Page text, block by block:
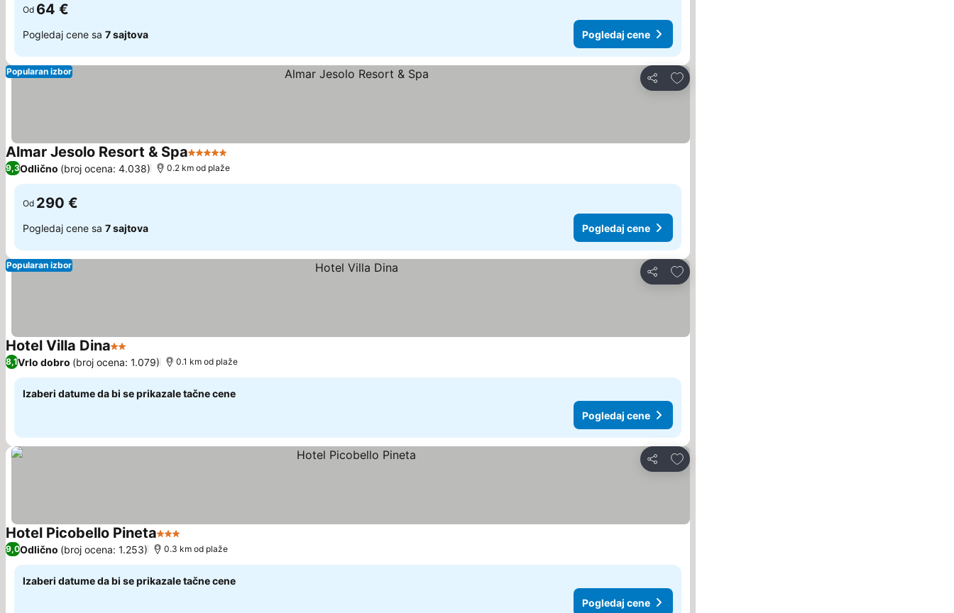
Od 64 €
Pogledaj cene sa 7 sajtova Pogledaj cene
Deli
Dodati u favorite
Popularan izbor
Almar Jesolo Resort & Spa5 Zvezdice
9,3Odlično (broj ocena: 4.038) 0.2 km od plaže
Od 290 €
Pogledaj cene sa 7 sajtova Pogledaj cene
Deli
Dodati u favorite
Popularan izbor
Hotel Villa Dina2 Zvezdice
8,1Vrlo dobro (broj ocena: 1.079) 0.1 km od plaže
Izaberi datume da bi se prikazale tačne cene
Pogledaj cene
Deli
Dodati u favorite
Hotel Picobello Pineta3 Zvezdice
9,0Odlično (broj ocena: 1.253) 0.3 km od plaže
Izaberi datume da bi se prikazale tačne cene
Pogledaj cene